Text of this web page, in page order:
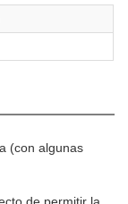
(con algunas